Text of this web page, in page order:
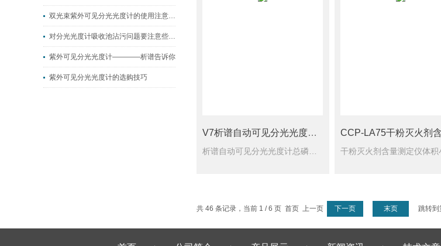
双光束紫外可见分光光度计的使用注意细节
对分光光度计吸收池沾污问题要注意些什么？
紫外可见分光光度计————析谱告诉你
紫外可见分光光度计的选购技巧
V7析谱自动可见分光光度计总磷总氮水质检测
共 46 条记录，当前 1 / 6 页 首页 上一页 下一页 末页 跳转到